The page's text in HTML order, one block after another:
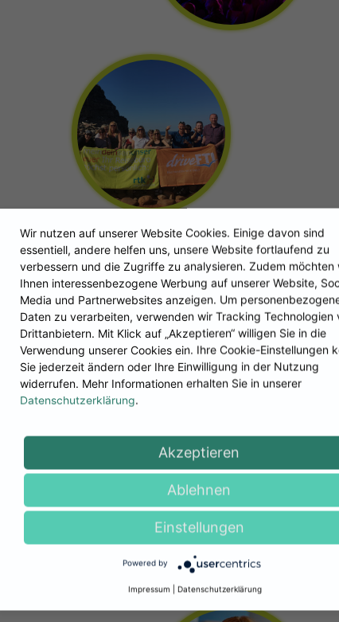
Wir nutzen auf unserer Website Cookies. Einige davon sind
essentiell, andere helfen uns, unsere Website fortlaufend zu
verbessern und die Zugriffe zu analysieren. Zudem möchten
Ihnen interessenbezogene Werbung auf unserer Website,
Media und Partnerwebsites anzeigen. Um
Daten zu verarbeiten, verwenden wir Tracking Technologien
Drittanbietern. Mit Klick auf „Akzeptieren“ willigen Sie in die
Verwendung unserer Cookies ein. Ihre Cookie-Einstellungen
Sie jederzeit ändern oder Ihre Einwilligung in der Nutzung
widerrufen. Mehr Informationen erhalten Sie in unserer
Datenschutzerklärung.
Akzeptieren
Ablehnen
Einstellungen
Powered by
Impressum | Datenschutzerklärung